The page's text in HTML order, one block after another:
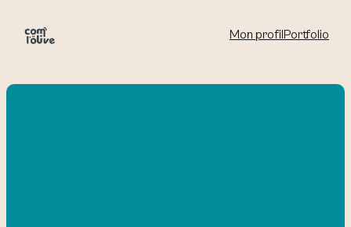
contenu
Mon profilPortfolio